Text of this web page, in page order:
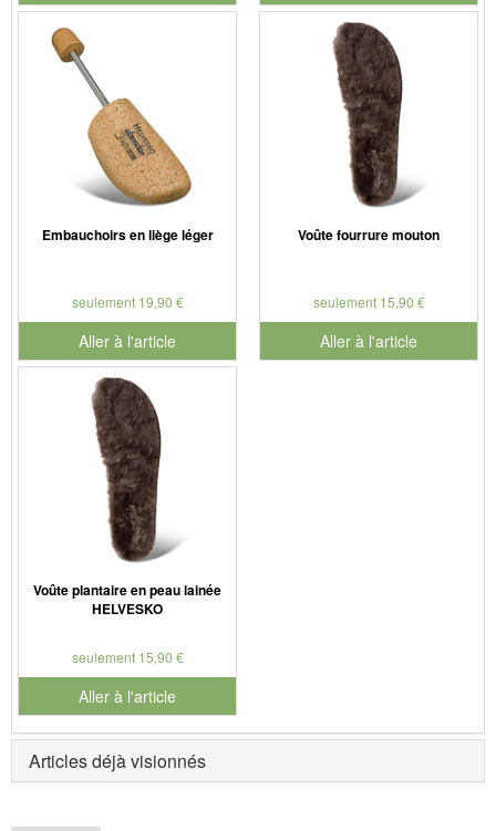
pour le numéro de produit 901179pour le numéro de produit
Embauchoirs en liège léger
seulement 19,90 €
Aller à l'article
Voûte fourrure mouton
seulement 15,90 €
Aller à l'article
Voûte plantaire en peau lainée
HELVESKO
seulement 15,90 €
Aller à l'article
Articles déjà visionnés